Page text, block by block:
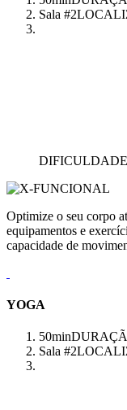
Sala #2
DIFICULDADE
Optimize o seu corpo
equipamentos e
capacidade de
YOGA
50min
Sala #2